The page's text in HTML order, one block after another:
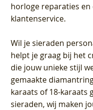
horloge reparaties
klantenservice.
Wil je sieraden
helpt je graag bij het
die jouw unieke stijl
gemaakte
karaats of 18-karaats
sieraden, wij maken